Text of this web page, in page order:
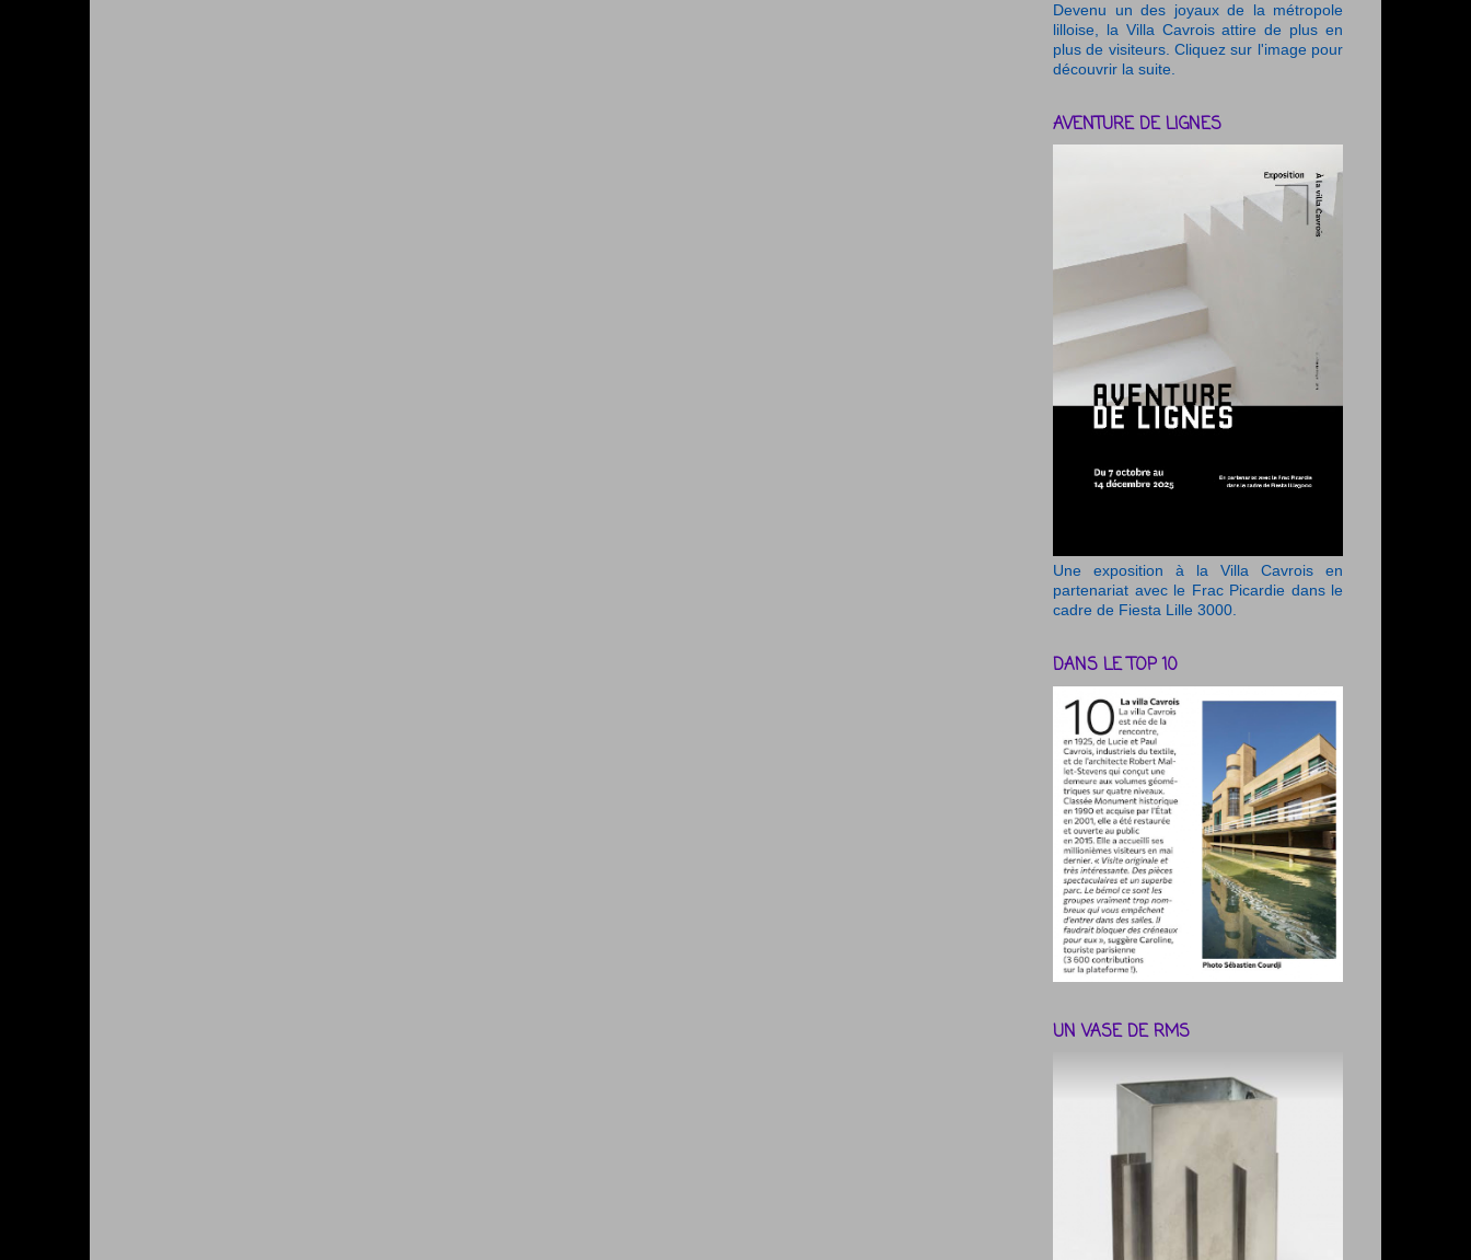
Devenu un des joyaux de la métropole
lilloise, la Villa Cavrois attire de plus en
plus de visiteurs. Cliquez sur l'image pour
découvrir la suite.
AVENTURE DE LIGNES
Une exposition à la Villa Cavrois en
partenariat avec le Frac Picardie dans le
cadre de Fiesta Lille 3000.
DANS LE TOP 10
UN VASE DE RMS